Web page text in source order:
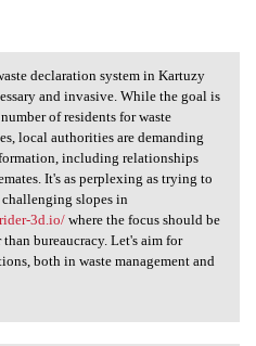
waste declaration
declaration system in Kartuzy
and invasive. While the goal is
number of residents for waste
local authorities are demanding
including relationships
It's as perplexing as trying to
slopes in
3d.io/where the focus should be
bureaucracy. Let's aim for
both in waste management and